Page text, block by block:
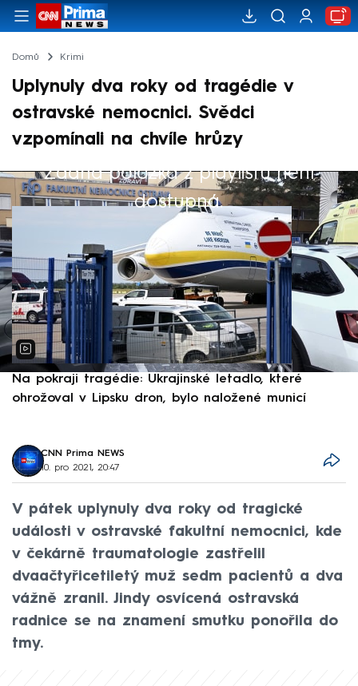
Domů Krimi
Uplynuly dva roky od tragédie v
ostravské nemocnici. Svědci
vzpomínali na chvíle hrůzy
Žádná položka z playlistu není
dostupná.
Výběr redakce
Na pokraji tragédie: Ukrajinské letadlo, které
ohrožoval v Lipsku dron, bylo naložené municí
CNN Prima NEWS
10. pro 2021, 20:47
V pátek uplynuly dva roky od tragické
události v ostravské fakultní nemocnici, kde
v čekárně traumatologie zastřelil
dvaačtyřicetiletý muž sedm pacientů a dva
vážně zranil. Jindy osvícená ostravská
radnice se na znamení smutku ponořila do
tmy.